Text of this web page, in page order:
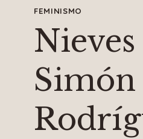
FEMINISMO
Nieves
Simón